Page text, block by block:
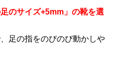
のサイズ+5mm」の靴を選
足の指をのびのび動かしや